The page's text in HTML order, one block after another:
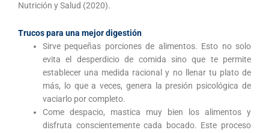
Nutrición y Salud (2020).
Trucos para una mejor digestión
Sirve pequeñas porciones de alimentos. Esto no solo
evita el desperdicio de comida sino que te permite
establecer una medida racional y no llenar tu plato de
más, lo que a veces, genera la presión psicológica de
vaciarlo por completo.
Come despacio, mastica muy bien los alimentos y
disfruta conscientemente cada bocado. Este proceso